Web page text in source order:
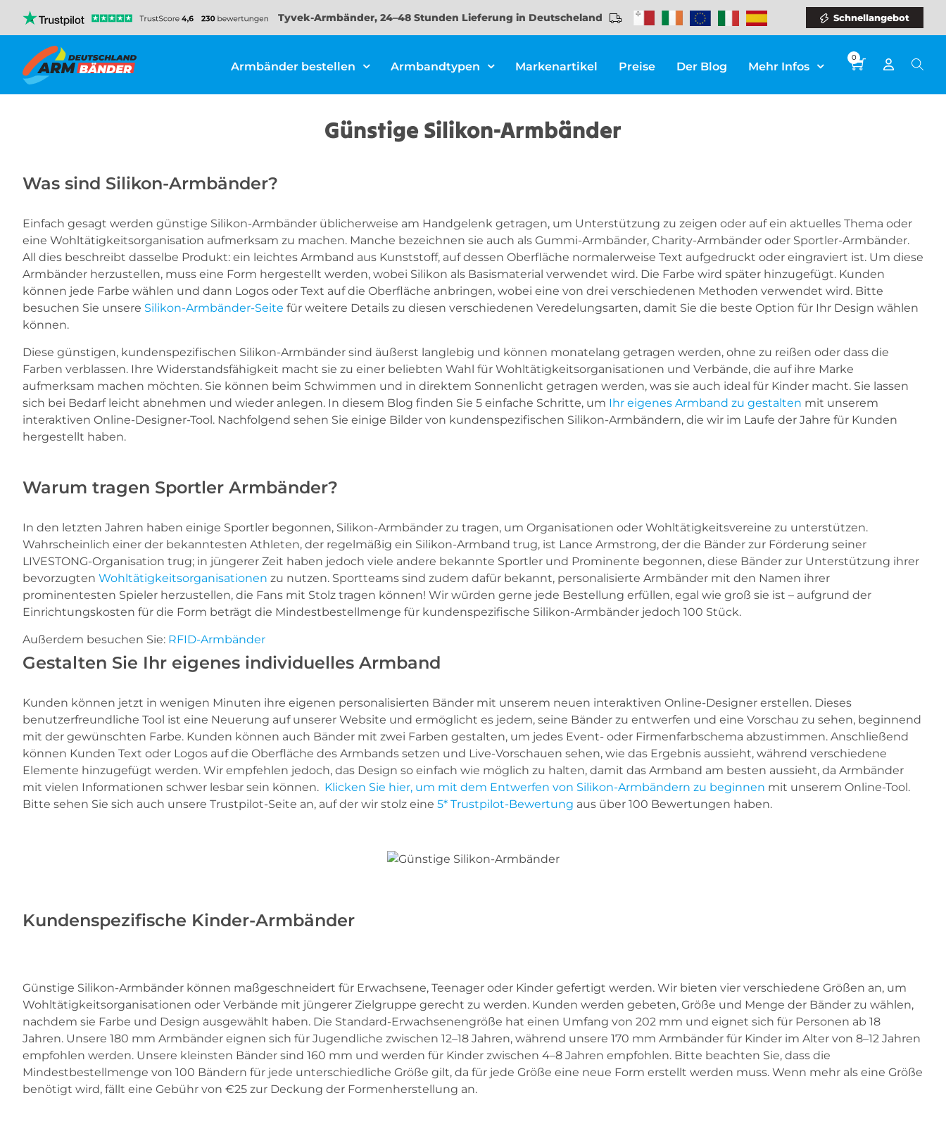
Tyvek-Armbänder, 24–48 Stunden Lieferung in Deutscheland Schnellangebot
Armbänder bestellen Armbandtypen Markenartikel Preise Der Blog Mehr Infos
0
Günstige Silikon-Armbänder
Was sind Silikon-Armbänder?
Einfach gesagt werden günstige Silikon-Armbänder üblicherweise am Handgelenk getragen, um Unterstützung zu zeigen oder auf ein aktuelles Thema oder
eine Wohltätigkeitsorganisation aufmerksam zu machen. Manche bezeichnen sie auch als Gummi-Armbänder, Charity-Armbänder oder Sportler-Armbänder.
All dies beschreibt dasselbe Produkt: ein leichtes Armband aus Kunststoff, auf dessen Oberfläche normalerweise Text aufgedruckt oder eingraviert ist. Um diese
Armbänder herzustellen, muss eine Form hergestellt werden, wobei Silikon als Basismaterial verwendet wird. Die Farbe wird später hinzugefügt. Kunden
können jede Farbe wählen und dann Logos oder Text auf die Oberfläche anbringen, wobei eine von drei verschiedenen Methoden verwendet wird. Bitte
besuchen Sie unsere Silikon-Armbänder-Seite für weitere Details zu diesen verschiedenen Veredelungsarten, damit Sie die beste Option für Ihr Design wählen
können.
Diese günstigen, kundenspezifischen Silikon-Armbänder sind äußerst langlebig und können monatelang getragen werden, ohne zu reißen oder dass die
Farben verblassen. Ihre Widerstandsfähigkeit macht sie zu einer beliebten Wahl für Wohltätigkeitsorganisationen und Verbände, die auf ihre Marke
aufmerksam machen möchten. Sie können beim Schwimmen und in direktem Sonnenlicht getragen werden, was sie auch ideal für Kinder macht. Sie lassen
sich bei Bedarf leicht abnehmen und wieder anlegen. In diesem Blog finden Sie 5 einfache Schritte, um Ihr eigenes Armband zu gestalten mit unserem
interaktiven Online-Designer-Tool. Nachfolgend sehen Sie einige Bilder von kundenspezifischen Silikon-Armbändern, die wir im Laufe der Jahre für Kunden
hergestellt haben.
Warum tragen Sportler Armbänder?
In den letzten Jahren haben einige Sportler begonnen, Silikon-Armbänder zu tragen, um Organisationen oder Wohltätigkeitsvereine zu unterstützen.
Wahrscheinlich einer der bekanntesten Athleten, der regelmäßig ein Silikon-Armband trug, ist Lance Armstrong, der die Bänder zur Förderung seiner
LIVESTONG-Organisation trug; in jüngerer Zeit haben jedoch viele andere bekannte Sportler und Prominente begonnen, diese Bänder zur Unterstützung ihrer
bevorzugten Wohltätigkeitsorganisationen zu nutzen. Sportteams sind zudem dafür bekannt, personalisierte Armbänder mit den Namen ihrer
prominentesten Spieler herzustellen, die Fans mit Stolz tragen können! Wir würden gerne jede Bestellung erfüllen, egal wie groß sie ist – aufgrund der
Einrichtungskosten für die Form beträgt die Mindestbestellmenge für kundenspezifische Silikon-Armbänder jedoch 100 Stück.
Außerdem besuchen Sie: RFID-Armbänder
Gestalten Sie Ihr eigenes individuelles Armband
Kunden können jetzt in wenigen Minuten ihre eigenen personalisierten Bänder mit unserem neuen interaktiven Online-Designer erstellen. Dieses
benutzerfreundliche Tool ist eine Neuerung auf unserer Website und ermöglicht es jedem, seine Bänder zu entwerfen und eine Vorschau zu sehen, beginnend
mit der gewünschten Farbe. Kunden können auch Bänder mit zwei Farben gestalten, um jedes Event- oder Firmenfarbschema abzustimmen. Anschließend
können Kunden Text oder Logos auf die Oberfläche des Armbands setzen und Live-Vorschauen sehen, wie das Ergebnis aussieht, während verschiedene
Elemente hinzugefügt werden. Wir empfehlen jedoch, das Design so einfach wie möglich zu halten, damit das Armband am besten aussieht, da Armbänder
mit vielen Informationen schwer lesbar sein können. Klicken Sie hier, um mit dem Entwerfen von Silikon-Armbändern zu beginnen mit unserem Online-Tool.
Bitte sehen Sie sich auch unsere Trustpilot-Seite an, auf der wir stolz eine 5* Trustpilot-Bewertung aus über 100 Bewertungen haben.
Kundenspezifische Kinder-Armbänder
Günstige Silikon-Armbänder können maßgeschneidert für Erwachsene, Teenager oder Kinder gefertigt werden. Wir bieten vier verschiedene Größen an, um
Wohltätigkeitsorganisationen oder Verbände mit jüngerer Zielgruppe gerecht zu werden. Kunden werden gebeten, Größe und Menge der Bänder zu wählen,
nachdem sie Farbe und Design ausgewählt haben. Die Standard-Erwachsenengröße hat einen Umfang von 202 mm und eignet sich für Personen ab 18
Jahren. Unsere 180 mm Armbänder eignen sich für Jugendliche zwischen 12–18 Jahren, während unsere 170 mm Armbänder für Kinder im Alter von 8–12 Jahren
empfohlen werden. Unsere kleinsten Bänder sind 160 mm und werden für Kinder zwischen 4–8 Jahren empfohlen. Bitte beachten Sie, dass die
Mindestbestellmenge von 100 Bändern für jede unterschiedliche Größe gilt, da für jede Größe eine neue Form erstellt werden muss. Wenn mehr als eine Größe
benötigt wird, fällt eine Gebühr von €25 zur Deckung der Formenherstellung an.